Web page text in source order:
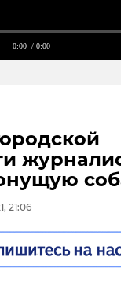
0:00 / 0:00
21:06